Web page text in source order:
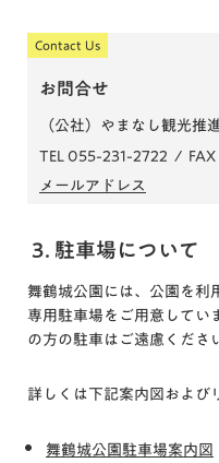
Contact Us
お問合せ
（公社）やまなし観光推
TEL 055-231-2722 /
メールアドレス
3. 駐車場について
舞鶴城公園には、公園を利
専用駐車場をご用意してい
の方の駐車はご遠慮くださ
詳しくは下記案内図および
舞鶴城公園駐車場案内図